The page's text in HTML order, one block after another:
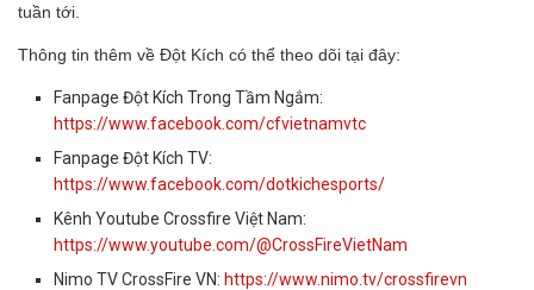
tuần tới.
Thông tin thêm về Đột Kích có thể theo dõi tại đây:
Fanpage Đột Kích Trong Tầm Ngắm:
https://www.facebook.com/cfvietnamvtc
Fanpage Đột Kích TV:
https://www.facebook.com/dotkichesports/
Kênh Youtube Crossfire Việt Nam:
https://www.youtube.com/@CrossFireVietNam
Nimo TV CrossFire VN: https://www.nimo.tv/crossfirevn